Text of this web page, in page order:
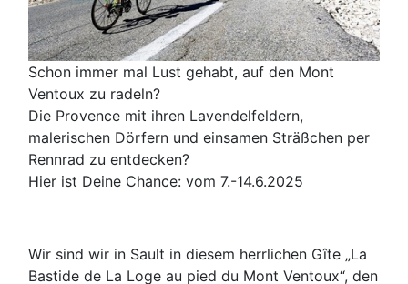
Schon immer mal Lust gehabt, auf den Mont
Ventoux zu radeln?
Die Provence mit ihren Lavendelfeldern,
malerischen Dörfern und einsamen Sträßchen per
Rennrad zu entdecken?
Hier ist Deine Chance: vom 7.-14.6.2025
Wir sind wir in Sault in diesem herrlichen Gîte „La
Bastide de La Loge au pied du Mont Ventoux“, den